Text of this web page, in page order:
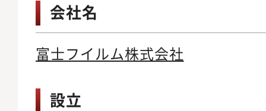
会社名
富士フイルム株式会社
設立